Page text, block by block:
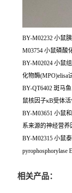
BY-M02232 小鼠
M03754 小鼠磷酸
BY-M02024 小鼠
化物酶(MPO)elisa
BY-QT6402 斑马
鼠核因子κB受体
BY-M03651 小鼠
系来源的神经营养
BY-M02315 小鼠
pyrophosphorylase
相关产品：